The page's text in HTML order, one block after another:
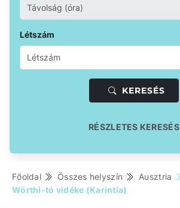
Létszám
KERESÉS
RÉSZLETES KERESÉS
Főoldal Összes helyszín
Ausztria
Wörthi-tó vidéke (Karintia)